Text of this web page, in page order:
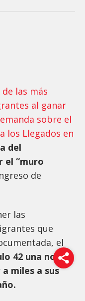
las más
al ganar
sobre el
los Llegados en
del
el “muro
de
las
que
el
42 una norma
miles a sus